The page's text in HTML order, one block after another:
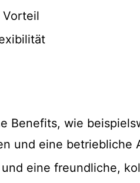
Vorteil
Benefits, wie
und eine betriebliche
eine freundliche,